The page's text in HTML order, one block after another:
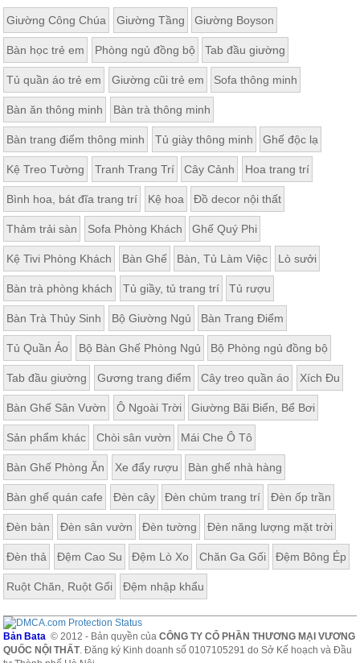
Giường Công Chúa Giường Tầng Giường Boyson
Bàn học trẻ em Phòng ngủ đồng bộ Tab đầu giường
Tủ quần áo trẻ em Giường cũi trẻ em Sofa thông minh
Bàn ăn thông minh Bàn trà thông minh
Bàn trang điểm thông minh Tủ giày thông minh Ghế độc lạ
Kệ Treo Tường Tranh Trang Trí Cây Cảnh Hoa trang trí
Bình hoa, bát đĩa trang trí Kệ hoa Đồ decor nội thất
Thảm trải sàn Sofa Phòng Khách Ghế Quý Phi
Kệ Tivi Phòng Khách Bàn Ghế Bàn, Tủ Làm Việc Lò sưởi
Bàn trà phòng khách Tủ giầy, tủ trang trí Tủ rượu
Bàn Trà Thủy Sinh Bộ Giường Ngủ Bàn Trang Điểm
Tủ Quần Áo Bộ Bàn Ghế Phòng Ngủ Bộ Phòng ngủ đồng bộ
Tab đầu giường Gương trang điểm Cây treo quần áo Xích Đu
Bàn Ghế Sân Vườn Ô Ngoài Trời Giường Bãi Biển, Bể Bơi
Sản phẩm khác Chòi sân vườn Mái Che Ô Tô
Bàn Ghế Phòng Ăn Xe đẩy rượu Bàn ghế nhà hàng
Bàn ghế quán cafe Đèn cây Đèn chùm trang trí Đèn ốp trần
Đèn bàn Đèn sân vườn Đèn tường Đèn năng lượng mặt trời
Đèn thả Đệm Cao Su Đệm Lò Xo Chăn Ga Gối Đệm Bông Ép
Ruột Chăn, Ruột Gối Đệm nhập khẩu
Bản Bata © 2012 - Bản quyền củaCÔNG TY CỔ PHẦN THƯƠNG MẠI VƯƠNG
QUỐC NỘI THẤT. Đăng ký Kinh doanh số 0107105291 do Sở Kế hoạch và Đầu